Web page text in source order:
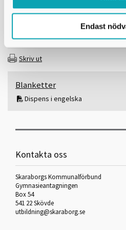
Endast
skickar sedan ansökan vidare till
ska lämna besked till
Skriv ut
Blanketter
Dispens i engelska
Kontakta oss
Skaraborgs Kommunalförbund
Gymnasieantagningen
Box 54
541 22 Skövde
utbildning@skaraborg.se